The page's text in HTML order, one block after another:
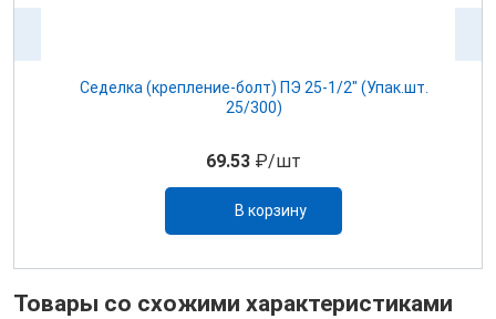
Седелка (крепление-болт) ПЭ 25-1/2" (Упак.шт.
25/300)
69.53 ₽/шт
В корзину
Товары со схожими характеристиками